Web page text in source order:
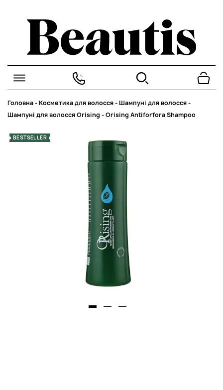
Головна-Косметика для волосся-Шампуні для волосся-
Шампуні для волосся Orising -Orising Antiforfora Shampoo
BESTSELLER